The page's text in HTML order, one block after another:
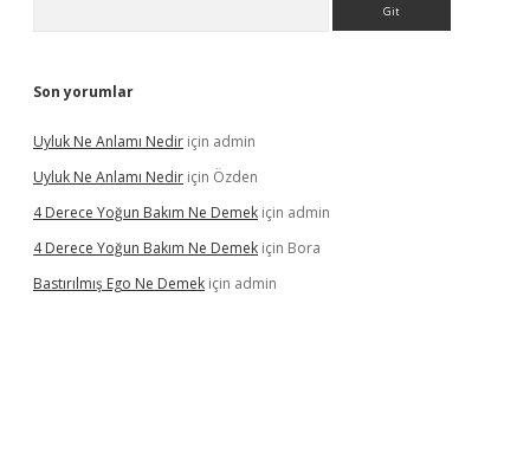
Son yorumlar
Uyluk Ne Anlamı Nedir için admin
Uyluk Ne Anlamı Nedir için Özden
4 Derece Yoğun Bakım Ne Demek için admin
4 Derece Yoğun Bakım Ne Demek için Bora
Bastırılmış Ego Ne Demek için admin